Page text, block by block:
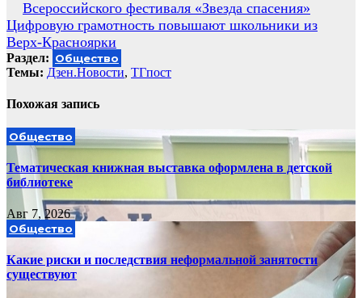
по
записям
Всероссийского фестиваля «Звезда спасения»
Цифровую грамотность повышают школьники из
Верх-Красноярки
Раздел: Общество
Темы: Дзен.Новости, ТГпост
Похожая запись
Общество
Тематическая книжная выставка оформлена в детской
библиотеке
Авг 7, 2026
Общество
Какие риски и последствия неформальной занятости
существуют